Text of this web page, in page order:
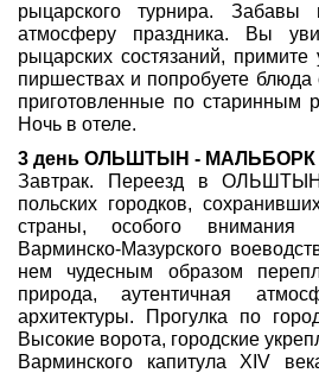
рыцарского турнира. Забавы
атмосферу праздника. Вы
рыцарских состязаний, примите
пиршествах и попробуете блюда
приготовленные по старинным
Ночь в отеле.
3 день ОЛЬШТЫН - МАЛЬБОРК
Завтрак. Переезд в
польских городков,
страны, особого внимания
Варминско-Мазурского
нем чудесным образом
природа, аутентичная
архитектуры. Прогулка по
Высокие ворота, городские
Варминского капитула XIV